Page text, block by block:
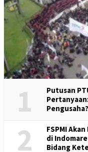
1
Putusan
Pengusaha?
2
FSPMI
di
Bidang